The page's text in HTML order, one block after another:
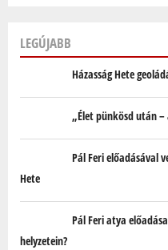
LEGÚJABB
Házasság Hete
„Élet pünkösd után –
Pál Feri előadásával
Hete
Pál Feri atya
helyzetein?